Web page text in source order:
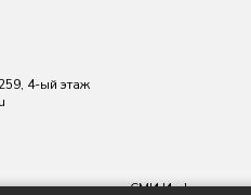
4-ый этаж
числе материалы СМИ